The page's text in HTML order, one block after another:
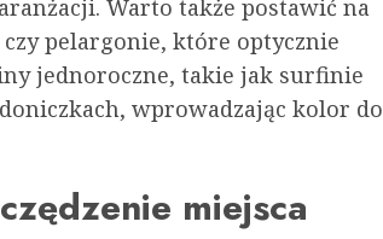
Warto także postawić na
pelargonie, które optycznie
jednoroczne, takie jak surfinie
wprowadzając kolor do
miejsca